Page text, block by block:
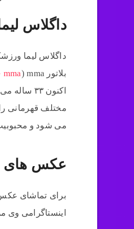
داگلاس
داگلاس لیما
بلاتور mma (
mma چیست
مختلف قهرمانی
می شود و
عکس های
برای تماشای
اینستاگرامی وی